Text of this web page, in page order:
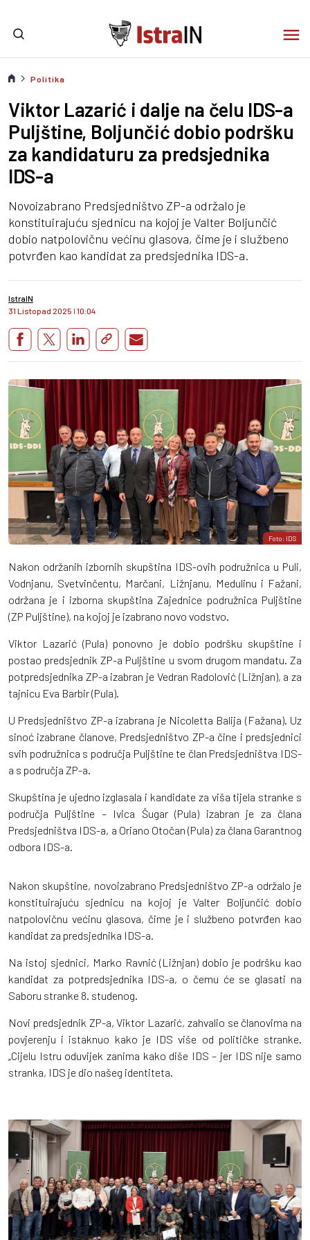
Politika
Viktor Lazarić i dalje na čelu IDS-a
Puljštine, Boljunčić dobio podršku
za kandidaturu za predsjednika
IDS-a
Novoizabrano Predsjedništvo ZP-a održalo je
konstituirajuću sjednicu na kojoj je Valter Boljunčić
dobio natpolovičnu većinu glasova, čime je i službeno
potvrđen kao kandidat za predsjednika IDS-a.
IstraIN
31 Listopad 2025 I 10:04
Foto: IDS
Nakon održanih izbornih skupština IDS-ovih podružnica u Puli,
Vodnjanu, Svetvinčentu, Marčani, Ližnjanu, Medulinu i Fažani,
održana je i izborna skupština Zajednice podružnica Puljštine
(ZP Puljštine), na kojoj je izabrano novo vodstvo.
Viktor Lazarić (Pula) ponovno je dobio podršku skupštine i
postao predsjednik ZP-a Puljštine u svom drugom mandatu. Za
potpredsjednika ZP-a izabran je Vedran Radolović (Ližnjan), a za
tajnicu Eva Barbir (Pula).
U Predsjedništvo ZP-a izabrana je Nicoletta Balija (Fažana). Uz
sinoć izabrane članove, Predsjedništvo ZP-a čine i predsjednici
svih podružnica s područja Puljštine te član Predsjedništva IDS-
a s područja ZP-a.
Skupština je ujedno izglasala i kandidate za viša tijela stranke s
područja Puljštine – Ivica Šugar (Pula) izabran je za člana
Predsjedništva IDS-a, a Oriano Otočan (Pula) za člana Garantnog
odbora IDS-a.
Nakon skupštine, novoizabrano Predsjedništvo ZP-a održalo je
konstituirajuću sjednicu na kojoj je Valter Boljunčić dobio
natpolovičnu većinu glasova, čime je i službeno potvrđen kao
kandidat za predsjednika IDS-a.
Na istoj sjednici, Marko Ravnić (Ližnjan) dobio je podršku kao
kandidat za potpredsjednika IDS-a, o čemu će se glasati na
Saboru stranke 8. studenog.
Novi predsjednik ZP-a, Viktor Lazarić, zahvalio se članovima na
povjerenju i istaknuo kako je IDS više od političke stranke.
„Cijelu Istru oduvijek zanima kako diše IDS – jer IDS nije samo
stranka, IDS je dio našeg identiteta.